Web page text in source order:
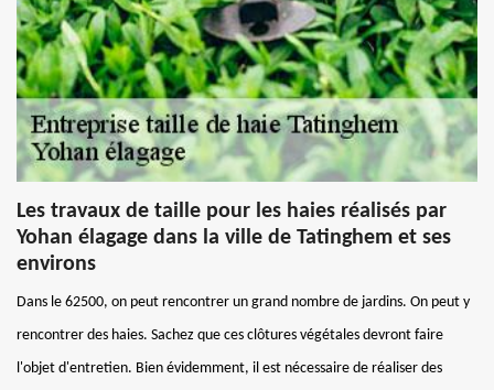
Les travaux de taille pour les haies réalisés par
Yohan élagage dans la ville de Tatinghem et ses
environs
Dans le 62500, on peut rencontrer un grand nombre de jardins. On peut y
rencontrer des haies. Sachez que ces clôtures végétales devront faire
l'objet d'entretien. Bien évidemment, il est nécessaire de réaliser des